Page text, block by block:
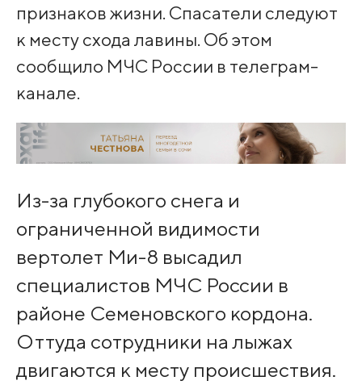
признаков жизни. Спасатели следуют
к месту схода лавины. Об этом
сообщило МЧС России в телеграм-
канале.
Из-за глубокого снега и
ограниченной видимости
вертолет Ми-8 высадил
специалистов МЧС России в
районе Семеновского кордона.
Оттуда сотрудники на лыжах
двигаются к месту происшествия.